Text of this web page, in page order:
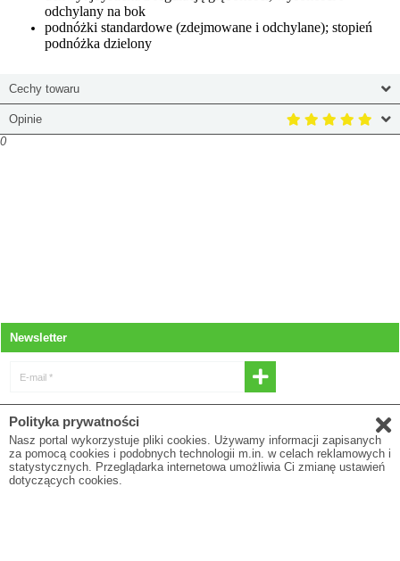
odchylany na bok
podnóżki standardowe (zdejmowane i odchylane); stopień
podnóżka dzielony
Cechy towaru
Opinie
0
Newsletter
E-mail *
newslettera
E-mail
Polityka prywatności
Nasz portal wykorzystuje pliki cookies. Używamy informacji zapisanych
za pomocą cookies i podobnych technologii m.in. w celach reklamowych i
statystycznych. Przeglądarka internetowa umożliwia Ci zmianę ustawień
dotyczących cookies.